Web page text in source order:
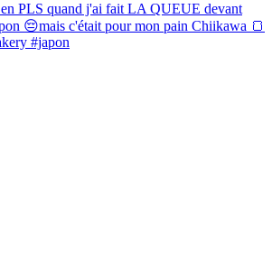
PLS quand j'ai fait LA QUEUE devant
😔mais c'était pour mon pain Chiikawa 🍞
#japon